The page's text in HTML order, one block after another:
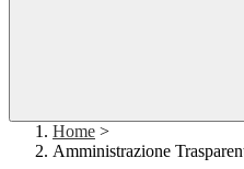
Home >
Amministrazione